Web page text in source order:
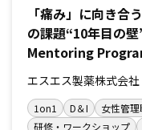
「痛み」に向き合
の課題“10年目の
Mentoring
エスエス製薬株式会社
1on1 D＆I 女性管理
研修・ワークショップ